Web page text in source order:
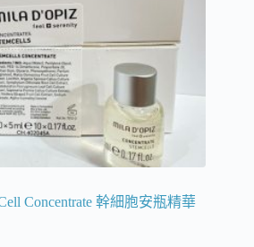
Concentrate 幹細胞安瓶精華